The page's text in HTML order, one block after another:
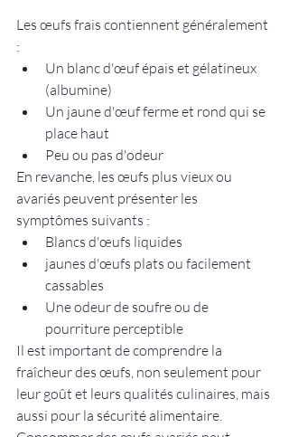
Les œufs frais contiennent généralement
:
Un blanc d'œuf épais et gélatineux
(albumine)
Un jaune d'œuf ferme et rond qui se
place haut
Peu ou pas d'odeur
En revanche, les œufs plus vieux ou
avariés peuvent présenter les
symptômes suivants :
Blancs d'œufs liquides
jaunes d'œufs plats ou facilement
cassables
Une odeur de soufre ou de
pourriture perceptible
Il est important de comprendre la
fraîcheur des œufs, non seulement pour
leur goût et leurs qualités culinaires, mais
aussi pour la sécurité alimentaire.